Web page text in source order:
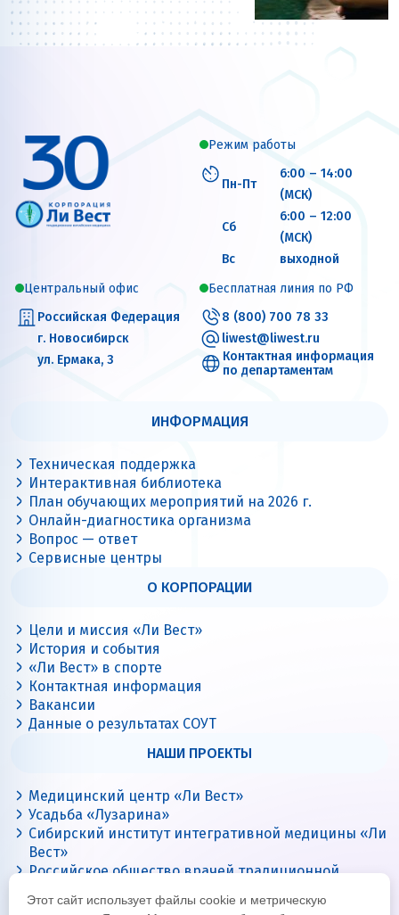
Режим работы
Пн-Пт
6:00 – 14:00
(МСК)
Сб
6:00 – 12:00
(МСК)
Вс
выходной
Центральный офис
Российская Федерация
г. Новосибирск
ул. Ермака, 3
Бесплатная линия по РФ
8 (800) 700 78 33
liwest@liwest.ru
Контактная информация
по департаментам
ИНФОРМАЦИЯ
Техническая поддержка
Интерактивная библиотека
План обучающих мероприятий на 2026 г.
Онлайн-диагностика организма
Вопрос — ответ
Сервисные центры
О КОРПОРАЦИИ
Цели и миссия «Ли Вест»
История и события
«Ли Вест» в спорте
Контактная информация
Вакансии
Данные о результатах СОУТ
НАШИ ПРОЕКТЫ
Медицинский центр «Ли Вест»
Усадьба «Лузарина»
Сибирский институт интегративной медицины «Ли
Вест»
Российское общество врачей традиционной
Цигун с Ли Вест
Этот сайт использует файлы cookie и метрическую